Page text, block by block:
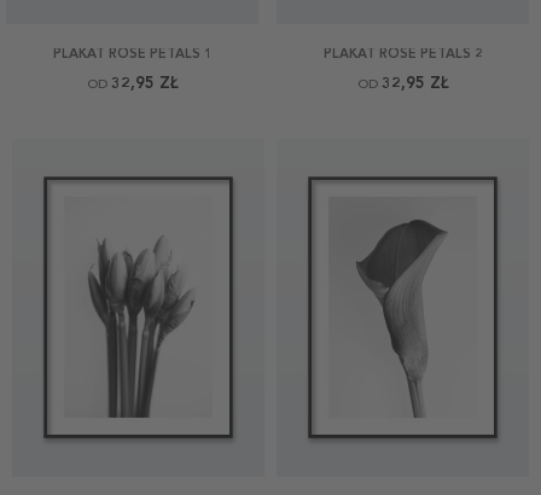
PLAKAT ROSE PETALS 1
OD 32,95 ZŁ
PLAKAT ROSE PETALS 2
OD 32,95 ZŁ